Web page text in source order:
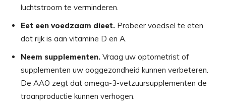
luchtstroom te verminderen.
Eet een voedzaam dieet. Probeer voedsel te eten
dat rijk is aan vitamine D en A.
Neem supplementen. Vraag uw optometrist of
supplementen uw ooggezondheid kunnen verbeteren.
De AAO zegt dat omega-3-vetzuursupplementen de
traanproductie kunnen verhogen.